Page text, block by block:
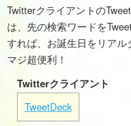
Twitterクライアントの
は、先の検索ワードを
すれば、お誕生日をリアル
マジ超便利！
Twitterクライアント
TweetDeck